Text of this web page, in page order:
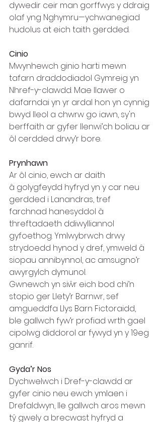
dywedir ceir man gorffwys y ddraig
olaf yng Nghymru—ychwanegiad
hudolus at eich taith gerdded.
Cinio
Mwynhewch ginio harti mewn
tafarn draddodiadol Gymreig yn
Nhref-y-clawdd. Mae llawer o
dafarndai yn yr ardal hon yn cynnig
bwyd lleol a chwrw go iawn, sy'n
berffaith ar gyfer llenwi’ch boliau ar
ôl cerdded drwy’r bore.
Prynhawn
Ar ôl cinio, ewch ar daith
â golygfeydd hyfryd yn y car neu
gerdded i Lanandras, tref
farchnad hanesyddol â
threftadaeth ddiwylliannol
gyfoethog. Ymlwybrwch drwy
strydoedd hynod y dref, ymweld â
siopau annibynnol, ac amsugno’r
awyrgylch dymunol.
Gwnewch yn siŵr eich bod chi’n
stopio ger Llety’r Barnwr, sef
amgueddfa Llys Barn Fictoraidd,
ble gallwch fyw’r profiad wrth gael
cipolwg diddorol ar fywyd yn y 19eg
ganrif.
Gyda’r Nos
Dychwelwch i Dref-y-clawdd ar
gyfer cinio neu ewch ymlaen i
Drefaldwyn, lle gallwch aros mewn
tŷ gwely a brecwast hyfryd a